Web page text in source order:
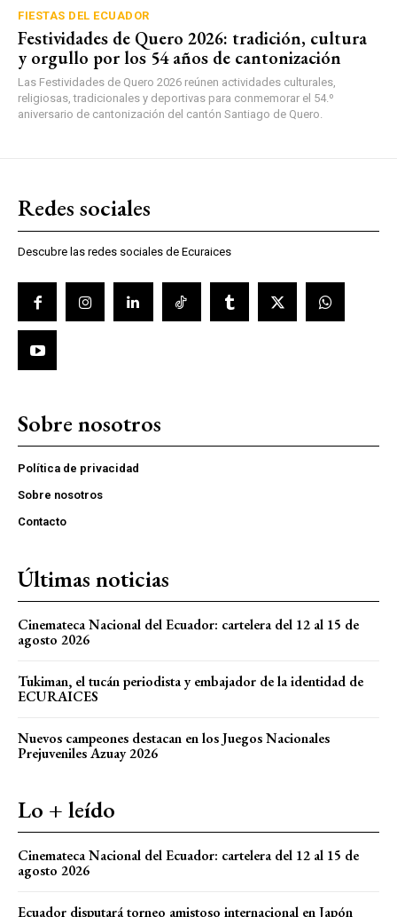
FIESTAS DEL ECUADOR
Festividades de Quero 2026: tradición, cultura
y orgullo por los 54 años de cantonización
Las Festividades de Quero 2026 reúnen actividades culturales,
religiosas, tradicionales y deportivas para conmemorar el 54.º
aniversario de cantonización del cantón Santiago de Quero.
Redes sociales
Descubre las redes sociales de Ecuraices
Sobre nosotros
Política de privacidad
Sobre nosotros
Contacto
Últimas noticias
Cinemateca Nacional del Ecuador: cartelera del 12 al 15 de
agosto 2026
Tukiman, el tucán periodista y embajador de la identidad de
ECURAICES
Nuevos campeones destacan en los Juegos Nacionales
Prejuveniles Azuay 2026
Lo + leído
Cinemateca Nacional del Ecuador: cartelera del 12 al 15 de
agosto 2026
Ecuador disputará torneo amistoso internacional en Japón